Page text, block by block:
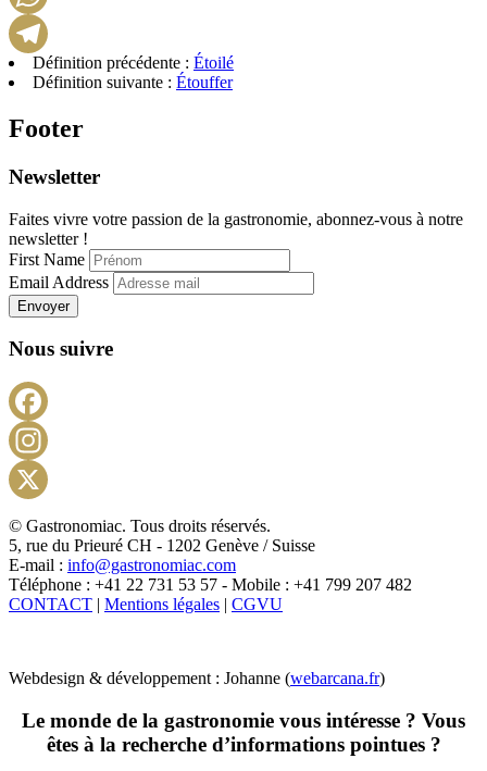
Définition précédente : Étoilé
Définition suivante : Étouffer
Footer
Newsletter
Faites vivre votre passion de la gastronomie, abonnez-vous à notre
newsletter !
First Name
Email Address
Envoyer
Nous suivre
X
© Gastronomiac. Tous droits réservés.
5, rue du Prieuré CH - 1202 Genève / Suisse
E-mail : info@gastronomiac.com
Téléphone : +41 22 731 53 57 - Mobile : +41 799 207 482
CONTACT | Mentions légales | CGVU
Webdesign & développement : Johanne (webarcana.fr)
Le monde de la gastronomie vous intéresse ? Vous
êtes à la recherche d’informations pointues ?